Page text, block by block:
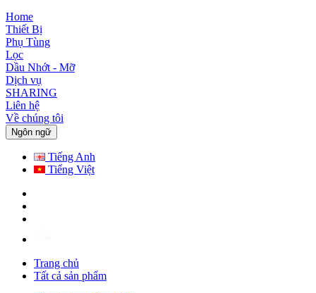
Home
Thiết Bị
Phụ Tùng
Lọc
Dầu Nhớt - Mỡ
Dịch vụ
SHARING
Liên hệ
Về chúng tôi
Ngôn ngữ
Tiếng Anh
Tiếng Việt
Trang chủ
Tất cả sản phẩm